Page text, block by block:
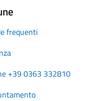
frequenti
+39 0363 332810